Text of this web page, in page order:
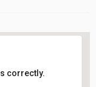
correctly.